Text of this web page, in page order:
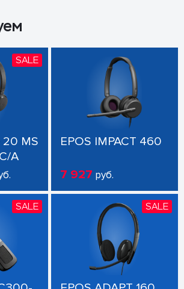
SALE
MS
A
EPOS IMPACT 460
7 927 руб.
SALE SALE